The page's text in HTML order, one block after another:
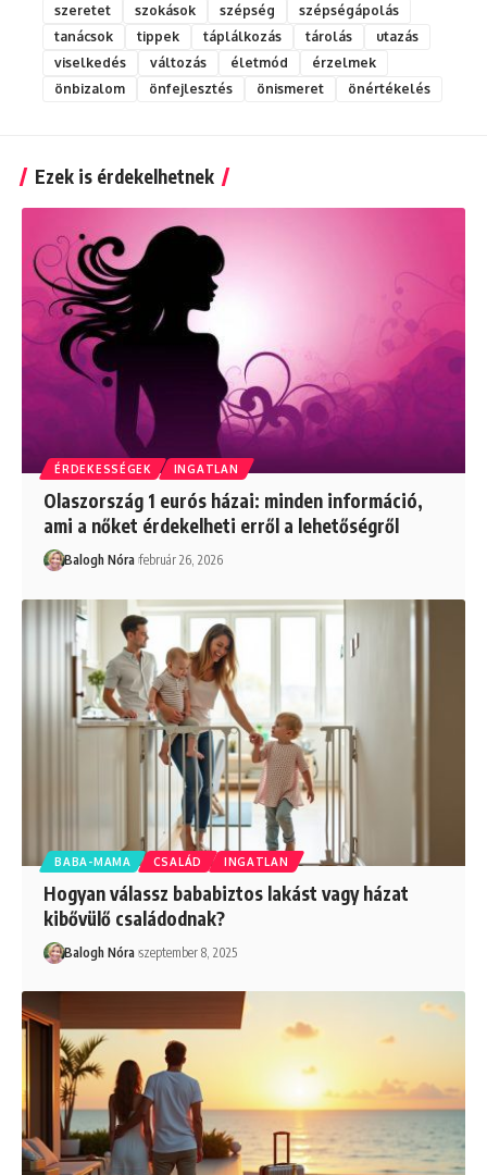
szeretet
szokások szépség
szépségápolás
tanácsok
tippek táplálkozás tárolás
utazás
viselkedés
változás életmód
érzelmek
önbizalom
önfejlesztés önismeret önértékelés
Ezek is érdekelhetnek
ÉRDEKESSÉGEK INGATLAN
Olaszország 1 eurós házai: minden információ,
ami a nőket érdekelheti erről a lehetőségről
Balogh Nóra február 26, 2026
BABA-MAMA CSALÁD INGATLAN
Hogyan válassz bababiztos lakást vagy házat
kibővülő családodnak?
Balogh Nóra szeptember 8, 2025